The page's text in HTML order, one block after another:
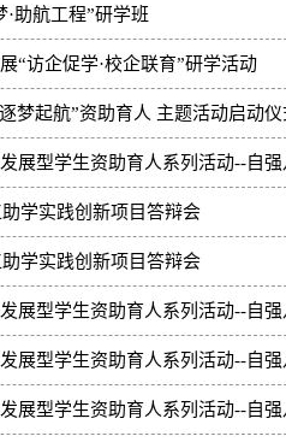
助航工程”研学班
“访企促学·校企联育”研学活动
梦起航”资助育人 主题活动启动仪
展型学生资助育人系列活动--自强
学实践创新项目答辩会
学实践创新项目答辩会
展型学生资助育人系列活动--自强
展型学生资助育人系列活动--自强
展型学生资助育人系列活动--自强